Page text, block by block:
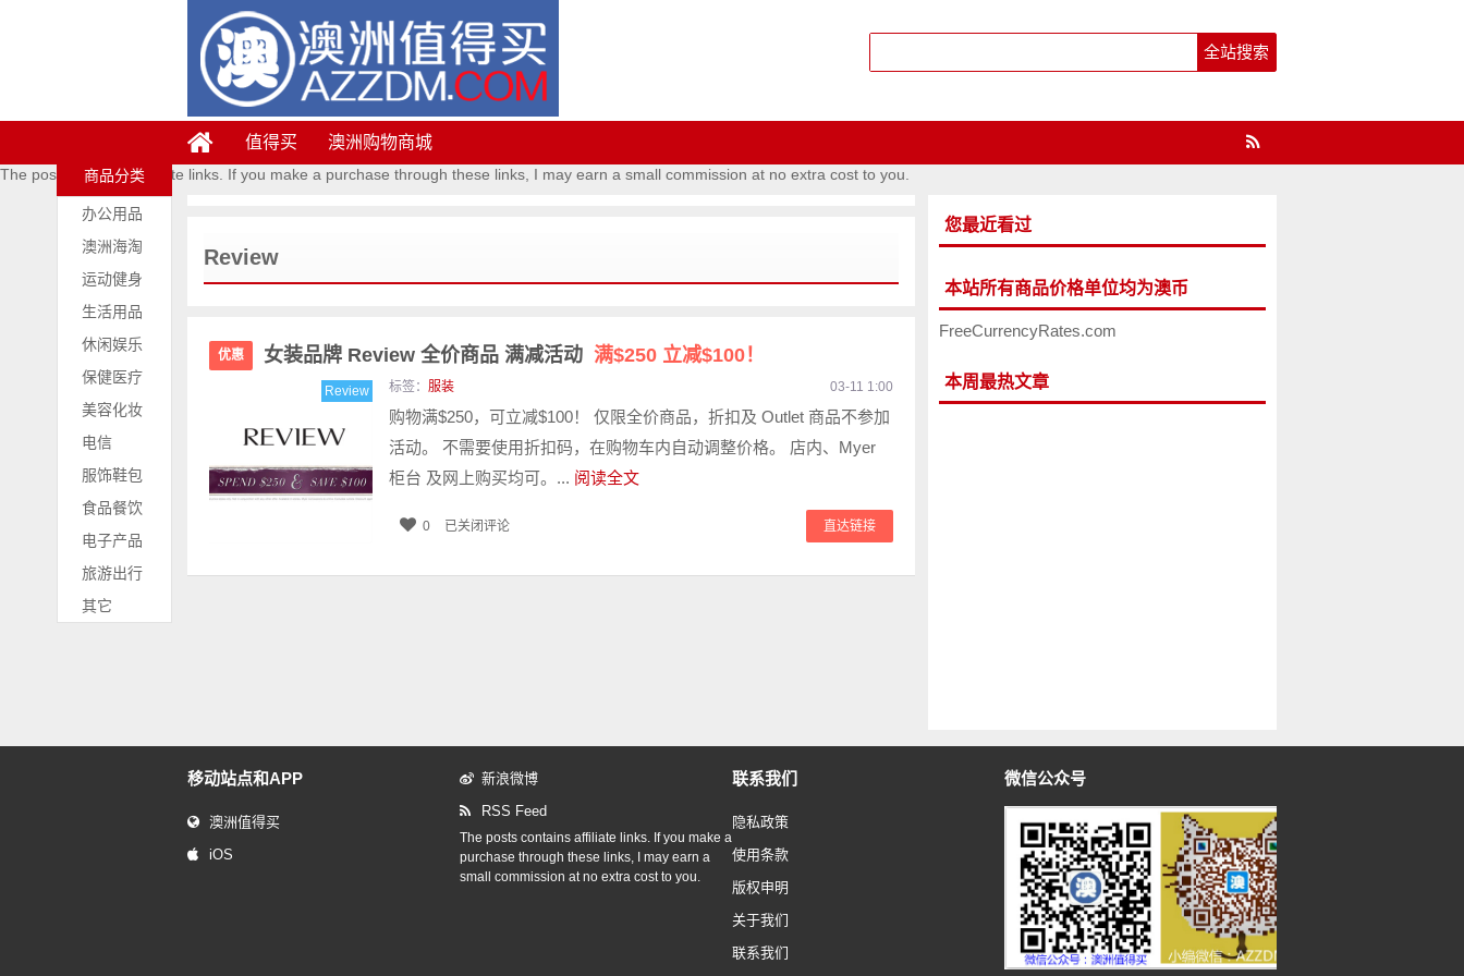
值得买 澳洲购物商城
The posts contains affiliate links. If you make a purchase through these links, I may earn a small commission at no extra cost to you.
商品分类
办公用品
澳洲海淘
运动健身
生活用品
休闲娱乐
保健医疗
美容化妆
电信
服饰鞋包
食品餐饮
电子产品
旅游出行
其它
Review
优惠 女装品牌 Review 全价商品 满减活动 满$250 立减$100！
Review 标签： 服装 03-11 1:00
购物满$250，可立减$100！ 仅限全价商品，折扣及 Outlet 商品不参加
活动。 不需要使用折扣码，在购物车内自动调整价格。 店内、Myer
柜台 及网上购买均可。... 阅读全文
直达链接
0 已关闭评论
您最近看过
本站所有商品价格单位均为澳币
FreeCurrencyRates.com
本周最热文章
移动站点和APP
澳洲值得买
iOS
新浪微博
RSS Feed
The posts contains affiliate links. If you make a
purchase through these links, I may earn a
small commission at no extra cost to you.
联系我们
隐私政策
使用条款
版权申明
关于我们
联系我们
微信公众号